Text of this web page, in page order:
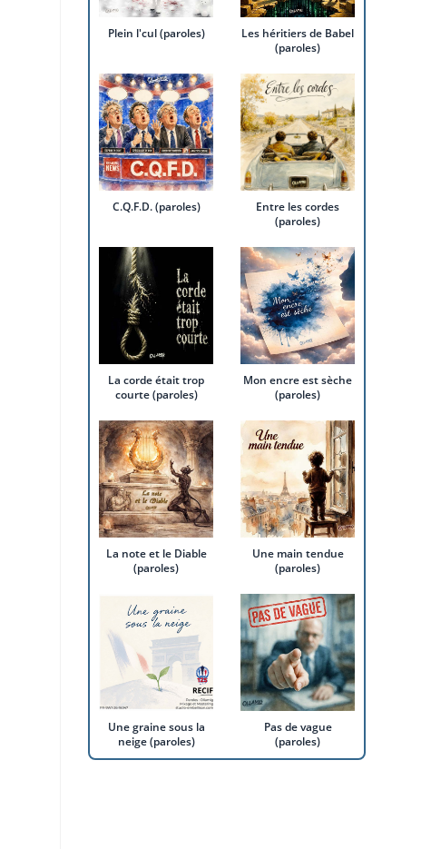
Plein l'cul (paroles)
Les héritiers de Babel
(paroles)
C.Q.F.D. (paroles)
Entre les cordes
(paroles)
La corde était trop
courte (paroles)
Mon encre est sèche
(paroles)
La note et le Diable
(paroles)
Une main tendue
(paroles)
Une graine sous la
neige (paroles)
Pas de vague
(paroles)